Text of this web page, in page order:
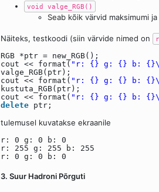
void valge_RGB()
Seab kõik värvid maksimumi
Näiteks, testkoodi (siin värvide nimed on r
RGB *ptr = new_RGB();
cout << format( "r: {} g: {} b:
valge_RGB(ptr);
cout << format( "r: {} g: {} b:
kustuta_RGB(ptr);
cout << format( "r: {} g: {} b:
delete ptr;
tulemusel kuvatakse ekraanile
r: 0 g: 0 b: 0
r: 255 g: 255 b: 255
r: 0 g: 0 b: 0
3. Suur Hadroni Põrguti